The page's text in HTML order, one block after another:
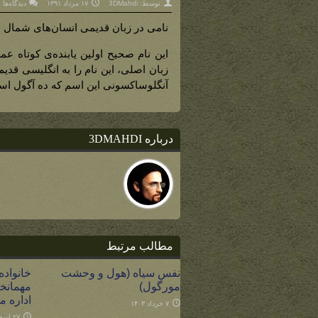
توسط:3DMahdi ۱۷ مرداد ۱۳۹۱ دیدگاه‌ها
نامی در زبان قدیمی انسان‌های شمال
این نام صحیح اولین یابنده‌ی کوتاه
زبان اصلی، این نام را به انگلیسی
آنگلوساکسونی این اسم که ده آگول
درباره 3DMAHDI
مطالب مرتبط
نفس سیاه (هول و وحشت
مورگول)
۷ خرداد ۱۴۰۳
اداره